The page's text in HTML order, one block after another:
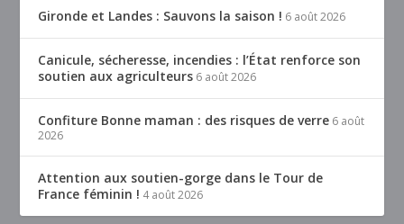
Gironde et Landes : Sauvons la saison ! 6 août 2026
Canicule, sécheresse, incendies : l’État renforce son
soutien aux agriculteurs 6 août 2026
Confiture Bonne maman : des risques de verre 6 août
2026
Attention aux soutien-gorge dans le Tour de
France féminin ! 4 août 2026